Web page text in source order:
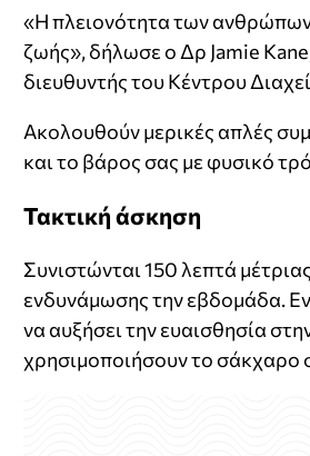
«Η πλειονότητα των ανθρώπων
ζωής», δήλωσε ο Δρ Jamie
διευθυντής του Κέντρου
Ακολουθούν μερικές απλές
και το βάρος σας με φυσικό
Τακτική άσκηση
Συνιστώνται 150 λεπτά
ενδυνάμωσης την εβδομάδα.
να αυξήσει την ευαισθησία
χρησιμοποιήσουν το σάκχαρο